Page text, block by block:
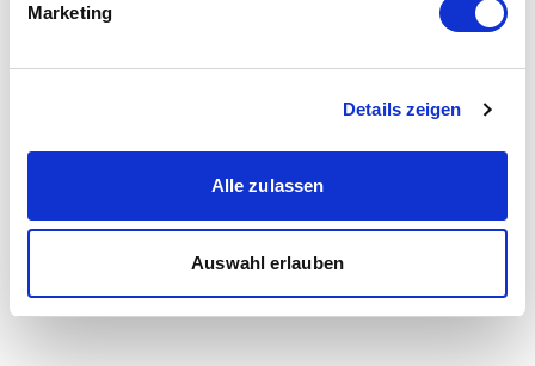
Marketing
Details zeigen
Alle zulassen
Auswahl erlauben